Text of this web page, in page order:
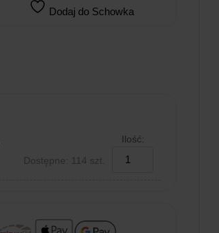
Dodaj do Schowka
Dostępne: 114 szt.
Ilość: